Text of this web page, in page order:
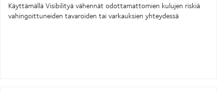
Käyttämällä Visibilityä vähennät odottamattomien kulujen riskiä
vahingoittuneiden tavaroiden tai varkauksien yhteydessä